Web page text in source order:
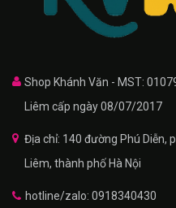
Shop Khánh Văn - MST:
Liêm cấp ngày 08/07/2017
Địa chỉ: 140 đường Phú Diễn,
Liêm, thành phố Hà Nội
hotline/zalo: 0918340430